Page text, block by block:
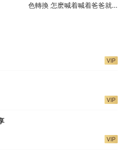
色轉換 怎麽喊着喊着爸爸就…
VIP
VIP
VIP